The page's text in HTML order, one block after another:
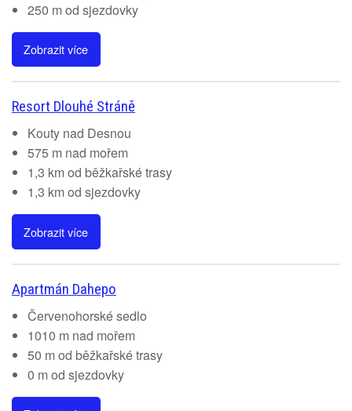
250 m od sjezdovky
Zobrazit více
Resort Dlouhé Stráně
Kouty nad Desnou
575 m nad mořem
1,3 km od běžkařské trasy
1,3 km od sjezdovky
Zobrazit více
Apartmán Dahepo
Červenohorské sedlo
1010 m nad mořem
50 m od běžkařské trasy
0 m od sjezdovky